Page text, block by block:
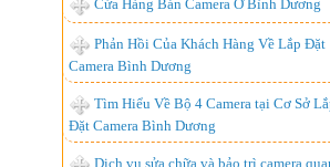
Tìm Hiểu Về Bộ 4 Camera tại Cơ Sở Lắp
Đặt Camera Bình Dương
Dịch vụ sửa chữa và bảo trì camera quan
sát uy tín nhất tại bình dương
Cách xem camera qua điện thoại